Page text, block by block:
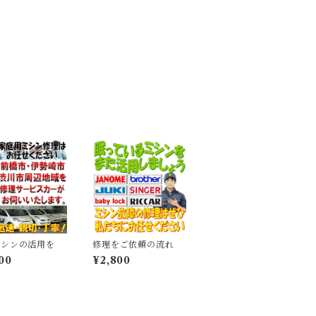
ンの活用を 修理をご依頼の流れ
¥2,800